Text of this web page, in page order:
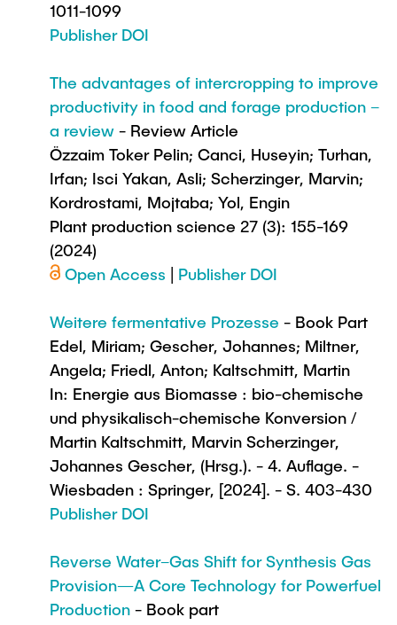
1011-1099
Publisher DOI
The advantages of intercropping to improve
productivity in food and forage production –
a review - Review Article
Özzaim Toker Pelin; Canci, Huseyin; Turhan,
Irfan; Isci Yakan, Asli; Scherzinger, Marvin;
Kordrostami, Mojtaba; Yol, Engin
Plant production science 27 (3): 155-169
(2024)
Open Access
Publisher DOI
Weitere fermentative Prozesse - Book Part
Edel, Miriam; Gescher, Johannes; Miltner,
Angela; Friedl, Anton; Kaltschmitt, Martin
In: Energie aus Biomasse : bio-chemische
und physikalisch-chemische Konversion /
Martin Kaltschmitt, Marvin Scherzinger,
Johannes Gescher, (Hrsg.). - 4. Auflage. -
Wiesbaden : Springer, [2024]. - S. 403-430
Publisher DOI
Reverse Water–Gas Shift for Synthesis Gas
Provision—A Core Technology for Powerfuel
Production - Book part